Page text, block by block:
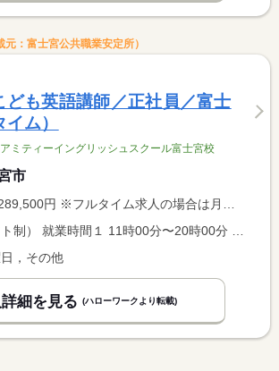
：富士宮公共職業安定所）
ども英語講師／正社員／富士
ム）
ミティーイングリッシュスクール富士宮校
市
イム求人の場合は月額（換算額）、パート求人の場合は時間額を表示しています。
，その他
細を見る (ハローワークより転載)